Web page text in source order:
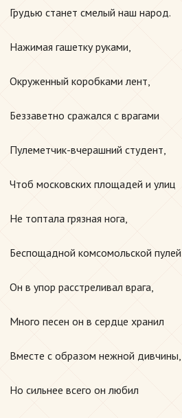
Грудью станет смелый наш народ.
Нажимая гашетку руками,
Окруженный коробками лент,
Беззаветно сражался с врагами
Пулеметчик-вчерашний студент,
Чтоб московских площадей и улиц
Не топтала грязная нога,
Беспощадной комсомольской пулей
Он в упор расстреливал врага,
Много песен он в сердце хранил
Вместе с образом нежной дивчины,
Но сильнее всего он любил